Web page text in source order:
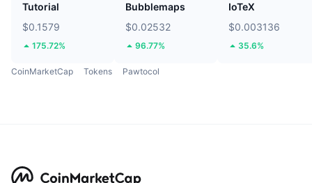
Tutorial
$0.1579
175.72%
Bubblemaps
$0.02532
96.77%
IoTeX
$0.003136
35.6%
CoinMarketCap Tokens Pawtocol